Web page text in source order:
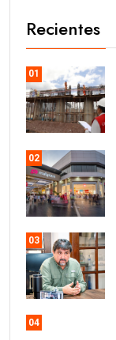
Recientes
01
02
03
04